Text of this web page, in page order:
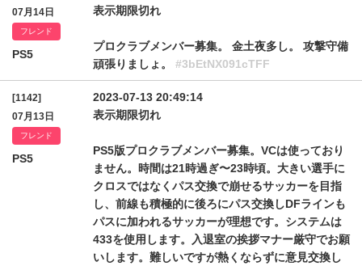
07月14日
フレンド
PS5
表示期限切れ
プロクラブメンバー募集。 金土夜多し。 攻撃守備
頑張りましょ。 #3bEtNX091cTFF
[1142]
07月13日
フレンド
PS5
2023-07-13 20:49:14
表示期限切れ
PS5版プロクラブメンバー募集。VCは使っており
ません。時間は21時過ぎ〜23時頃。大きい選手に
クロスではなくパス交換で崩せるサッカーを目指
し、前線も積極的に後ろにパス交換しDFラインも
パスに加われるサッカーが理想です。システムは
433を使用します。入退室の挨拶マナー厳守でお願
いします。難しいですが熱くならずに意見交換し